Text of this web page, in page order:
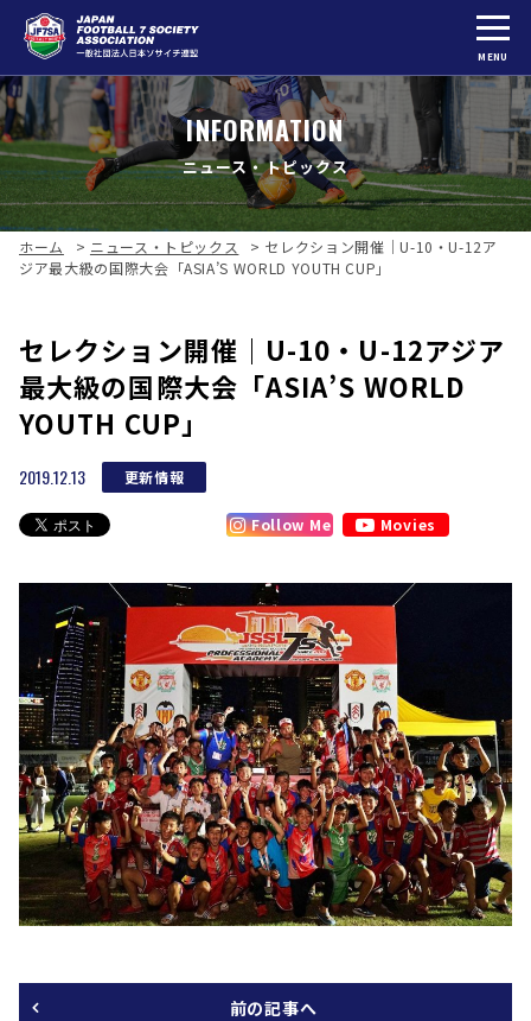
MENU
INFORMATION
ニュース・トピックス
ホーム > ニュース・トピックス > セレクション開催｜U-10・U-12ア
ジア最大級の国際大会「ASIA’S WORLD YOUTH CUP」
セレクション開催｜U-10・U-12アジア
最大級の国際大会「ASIA’S WORLD
YOUTH CUP」
2019.12.13 更新情報
Follow Me Movies
前の記事へ